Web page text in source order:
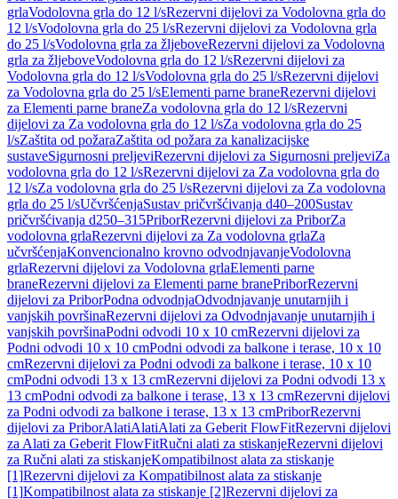
grlaVodolovna grla do 12 l/sRezervni dijelovi za Vodolovna grla do
12 l/sVodolovna grla do 25 l/sRezervni dijelovi za Vodolovna grla
do 25 l/sVodolovna grla za žljeboveRezervni dijelovi za Vodolovna
grla za žljeboveVodolovna grla do 12 l/sRezervni dijelovi za
Vodolovna grla do 12 l/sVodolovna grla do 25 l/sRezervni dijelovi
za Vodolovna grla do 25 l/sElementi parne braneRezervni dijelovi
za Elementi parne braneZa vodolovna grla do 12 l/sRezervni
dijelovi za Za vodolovna grla do 12 l/sZa vodolovna grla do 25
l/sZaštita od požaraZaštita od požara za kanalizacijske
sustaveSigurnosni preljeviRezervni dijelovi za Sigurnosni preljeviZa
vodolovna grla do 12 l/sRezervni dijelovi za Za vodolovna grla do
12 l/sZa vodolovna grla do 25 l/sRezervni dijelovi za Za vodolovna
grla do 25 l/sUčvršćenjaSustav pričvršćivanja d40–200Sustav
pričvršćivanja d250–315PriborRezervni dijelovi za PriborZa
vodolovna grlaRezervni dijelovi za Za vodolovna grlaZa
učvršćenjaKonvencionalno krovno odvodnjavanjeVodolovna
grlaRezervni dijelovi za Vodolovna grlaElementi parne
braneRezervni dijelovi za Elementi parne branePriborRezervni
dijelovi za PriborPodna odvodnjaOdvodnjavanje unutarnjih i
vanjskih površinaRezervni dijelovi za Odvodnjavanje unutarnjih i
vanjskih površinaPodni odvodi 10 x 10 cmRezervni dijelovi za
Podni odvodi 10 x 10 cmPodni odvodi za balkone i terase, 10 x 10
cmRezervni dijelovi za Podni odvodi za balkone i terase, 10 x 10
cmPodni odvodi 13 x 13 cmRezervni dijelovi za Podni odvodi 13 x
13 cmPodni odvodi za balkone i terase, 13 x 13 cmRezervni dijelovi
za Podni odvodi za balkone i terase, 13 x 13 cmPriborRezervni
dijelovi za PriborAlatiAlatiAlati za Geberit FlowFitRezervni dijelovi
za Alati za Geberit FlowFitRučni alati za stiskanjeRezervni dijelovi
za Ručni alati za stiskanjeKompatibilnost alata za stiskanje
[1]Rezervni dijelovi za Kompatibilnost alata za stiskanje
[1]Kompatibilnost alata za stiskanje [2]Rezervni dijelovi za